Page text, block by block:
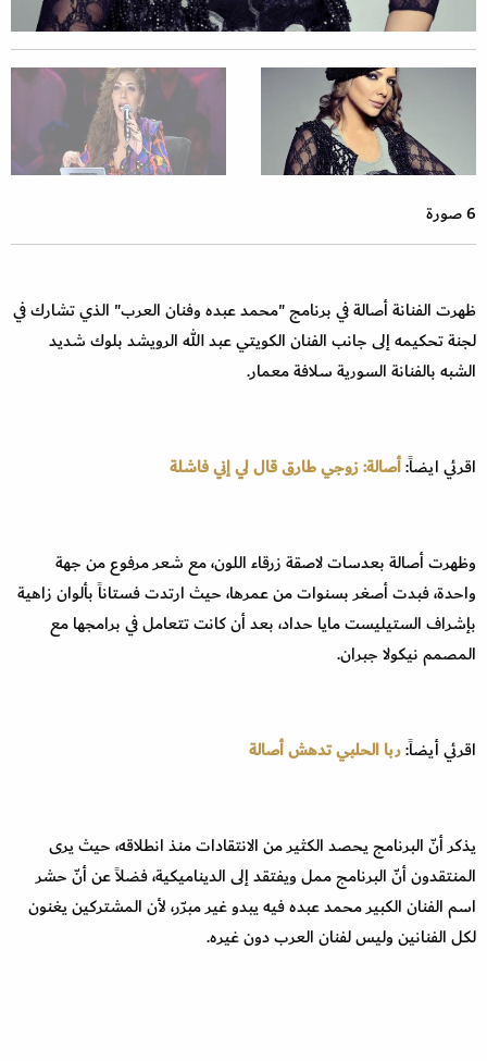
6 صورة
ظهرت الفنانة أصالة في برنامج "محمد عبده وفنان العرب" الذي تشارك في
لجنة تحكيمه إلى جانب الفنان الكويتي عبد الله الرويشد بلوك شديد
الشبه بالفنانة السورية سلافة معمار.
اقرئي ايضاً:أصالة: زوجي طارق قال لي إني فاشلة
وظهرت أصالة بعدسات لاصقة زرقاء اللون، مع شعر مرفوع من جهة
واحدة، فبدت أصغر بسنوات من عمرها، حيث ارتدت فستاناً بألوان زاهية
بإشراف الستيليست مايا حداد، بعد أن كانت تتعامل في برامجها مع
المصمم نيكولا جبران.
اقرئي أيضاً:ربا الحلبي تدهش أصالة
يذكر أنّ البرنامج يحصد الكثير من الانتقادات منذ انطلاقه، حيث يرى
المنتقدون أنّ البرنامج ممل ويفتقد إلى الديناميكية، فضلاً عن أنّ حشر
اسم الفنان الكبير محمد عبده فيه يبدو غير مبرّر، لأن المشتركين يغنون
لكل الفنانين وليس لفنان العرب دون غيره.